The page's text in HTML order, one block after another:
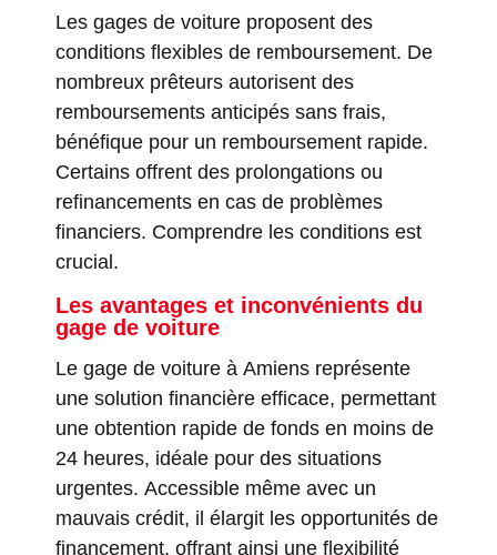
Les gages de voiture proposent des
conditions flexibles de remboursement. De
nombreux prêteurs autorisent des
remboursements anticipés sans frais,
bénéfique pour un remboursement rapide.
Certains offrent des prolongations ou
refinancements en cas de problèmes
financiers. Comprendre les conditions est
crucial.
Les avantages et inconvénients du
gage de voiture
Le gage de voiture à Amiens représente
une solution financière efficace, permettant
une obtention rapide de fonds en moins de
24 heures, idéale pour des situations
urgentes. Accessible même avec un
mauvais crédit, il élargit les opportunités de
financement, offrant ainsi une flexibilité